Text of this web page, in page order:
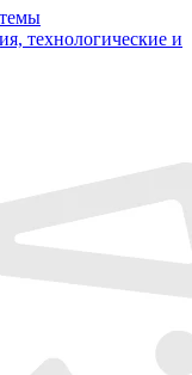
технологические и